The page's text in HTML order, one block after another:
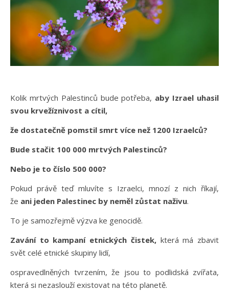
Kolik mrtvých Palestinců bude potřeba, aby Izrael uhasil
svou krvežíznivost a cítil,
že dostatečně pomstil smrt více než 1200 Izraelců?
Bude stačit 100 000 mrtvých Palestinců?
Nebo je to číslo 500 000?
Pokud právě teď mluvíte s Izraelci, mnozí z nich říkají,
že ani jeden Palestinec by neměl zůstat naživu.
To je samozřejmě výzva ke genocidě.
Zavání to kampaní etnických čistek,která má zbavit
svět celé etnické skupiny lidí,
ospravedlněných tvrzením, že jsou to podlidská zvířata,
která si nezaslouží existovat na této planetě.